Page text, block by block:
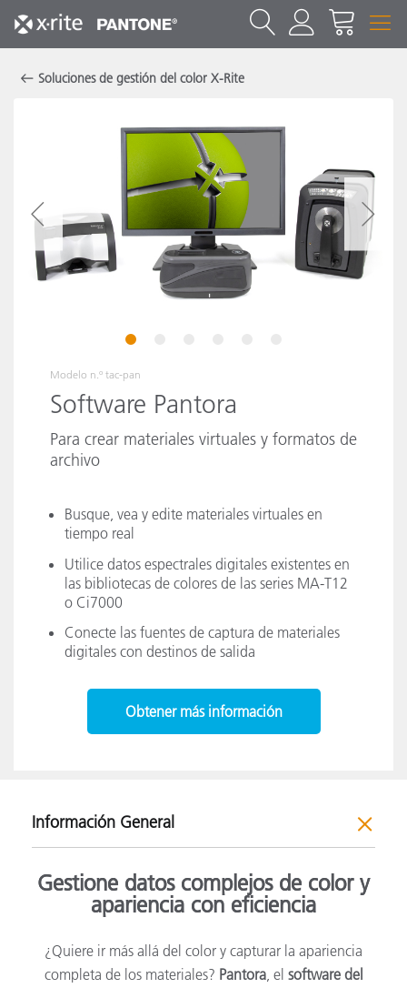
Soluciones de gestión del color X-Rite
1
Modelo n.º tac-pan
Software Pantora
Para crear materiales virtuales y formatos de
archivo
Busque, vea y edite materiales virtuales en
tiempo real
Utilice datos espectrales digitales existentes en
las bibliotecas de colores de las series MA-T12
o Ci7000
Conecte las fuentes de captura de materiales
digitales con destinos de salida
Obtener más información
Información General
Gestione datos complejos de color y
apariencia con eficiencia
¿Quiere ir más allá del color y capturar la apariencia
completa de los materiales? Pantora, el software del